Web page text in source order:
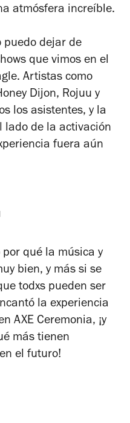
atmósfera increíble.
puedo dejar de
que vimos en el
Artistas como
Dijon, Rojuu y
los asistentes, y la
lado de la activación
fuera aún
por qué la música y
bien, y más si se
todxs pueden ser
la experiencia
AXE Ceremonia, ¡y
más tienen
el futuro!